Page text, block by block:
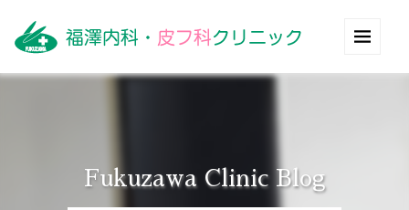
Fukuzawa Clinic Blog